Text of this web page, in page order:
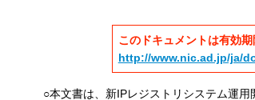
このドキュメントは有効
http://www.nic.ad.jp/ja/
○本文書は、新IPレジストリシステム運用